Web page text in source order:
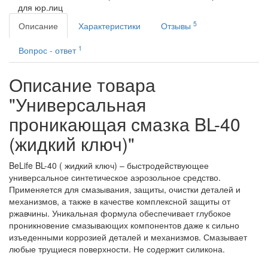
для юр.лиц
Описание
Характеристики Отзывы 5
Вопрос - ответ 1
Описание товара
"Универсальная
проникающая смазка BL-40
(жидкий ключ)"
BeLife BL-40 ( жидкий ключ) – быстродействующее
универсальное синтетическое аэрозольное средство.
Применяется для смазывания, защиты, очистки деталей и
механизмов, а также в качестве комплексной защиты от
ржавчины. Уникальная формула обеспечивает глубокое
проникновение смазывающих компонентов даже к сильно
изъеденными коррозией деталей и механизмов. Смазывает
любые трущиеся поверхности. Не содержит силикона.